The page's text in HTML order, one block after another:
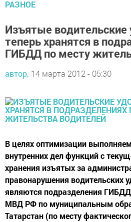
РАЗНОЕ
Изъятые водительские
теперь хранятся в
ГИБДД по месту
автор, 14 марта 2012 - 05:30
В целях оптимизации
внутренних дел функций с
хранения изъятых за
правонарушения водительских
являются подразделения
МВД РФ по муниципальным
Татарстан (по месту